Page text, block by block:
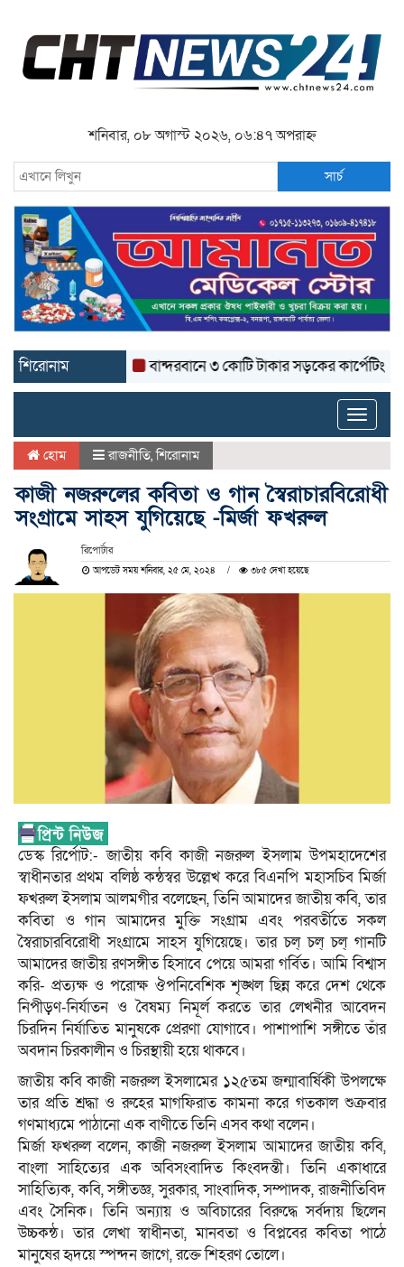
শনিবার, ০৮ অগাস্ট ২০২৬, ০৬:৪৭ অপরাহ্ন
সার্চ
শিরোনাম বান্দরবানে ৩ কোটি টাকার সড়কের কার্পেটিং উঠে
Toggle
হোম রাজনীতি,শিরোনাম
কাজী নজরুলের কবিতা ও গান স্বৈরাচারবিরোধী
সংগ্রামে সাহস যুগিয়েছে -মির্জা ফখরুল
রিপোর্টার
আপডেট সময় শনিবার, ২৫ মে, ২০২৪ ৩৮৫ দেখা হয়েছে
ডেস্ক রির্পোট:- জাতীয় কবি কাজী নজরুল ইসলাম উপমহাদেশের
স্বাধীনতার প্রথম বলিষ্ঠ কন্ঠস্বর উল্লেখ করে বিএনপি মহাসচিব মির্জা
ফখরুল ইসলাম আলমগীর বলেছেন, তিনি আমাদের জাতীয় কবি, তার
কবিতা ও গান আমাদের মুক্তি সংগ্রাম এবং পরবর্তীতে সকল
স্বৈরাচারবিরোধী সংগ্রামে সাহস যুগিয়েছে। তার চল্ চল্ চল্ গানটি
আমাদের জাতীয় রণসঙ্গীত হিসাবে পেয়ে আমরা গর্বিত। আমি বিশ্বাস
করি- প্রত্যক্ষ ও পরোক্ষ ঔপনিবেশিক শৃঙ্খল ছিন্ন করে দেশ থেকে
নিপীড়ণ-নির্যাতন ও বৈষম্য নিমূর্ল করতে তার লেখনীর আবেদন
চিরদিন নির্যাতিত মানুষকে প্রেরণা যোগাবে। পাশাপাশি সঙ্গীতে তাঁর
অবদান চিরকালীন ও চিরস্থায়ী হয়ে থাকবে।
জাতীয় কবি কাজী নজরুল ইসলামের ১২৫তম জন্মাবার্ষিকী উপলক্ষে
তার প্রতি শ্রদ্ধা ও রুহের মাগফিরাত কামনা করে গতকাল শুক্রবার
গণমাধ্যমে পাঠানো এক বাণীতে তিনি এসব কথা বলেন।
মির্জা ফখরুল বলেন, কাজী নজরুল ইসলাম আমাদের জাতীয় কবি,
বাংলা সাহিত্যের এক অবিসংবাদিত কিংবদন্তী। তিনি একাধারে
সাহিত্যিক, কবি, সঙ্গীতজ্ঞ, সুরকার, সাংবাদিক, সম্পাদক, রাজনীতিবিদ
এবং সৈনিক। তিনি অন্যায় ও অবিচারের বিরুদ্ধে সর্বদায় ছিলেন
উচ্চকন্ঠ। তার লেখা স্বাধীনতা, মানবতা ও বিপ্লবের কবিতা পাঠে
মানুষের হৃদয়ে স্পন্দন জাগে, রক্তে শিহরণ তোলে।